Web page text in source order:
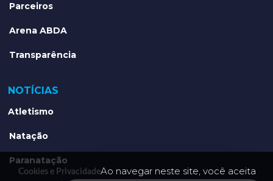
Parceiros
Arena ABDA
Transparência
NOTÍCIAS
Atletismo
Natação
Paranatação
Cookies e PrivacidadeAo navegar neste site, você aceita